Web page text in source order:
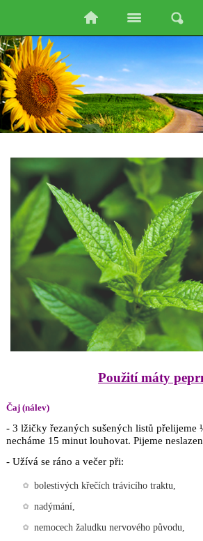
Použití máty
Čaj (nálev)
- 3 lžičky řezaných sušených listů přelijeme
necháme 15 minut louhovat. Pijeme
- Užívá se ráno a večer při:
bolestivých křečích trávicího traktu,
nadýmání,
nemocech žaludku nervového původu,